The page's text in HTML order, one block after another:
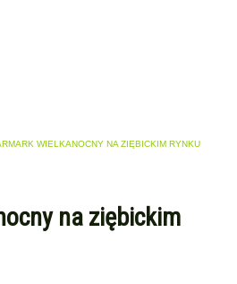
WIELKANOCNY NA ZIĘBICKIM RYNKU
na ziębickim